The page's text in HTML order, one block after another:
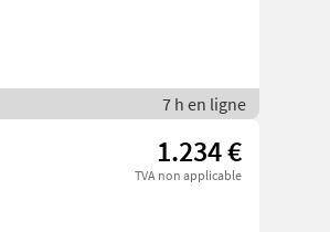
7 h en ligne
1.234 €
TVA non applicable